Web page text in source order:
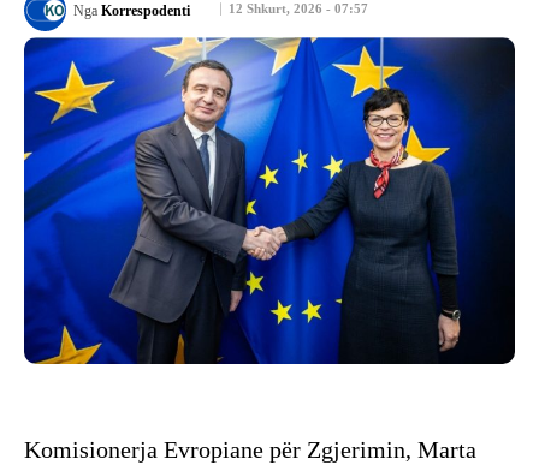
12 Shkurt, 2026 - 07:57
Nga Korrespodenti
Komisionerja Evropiane për Zgjerimin, Marta